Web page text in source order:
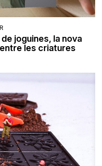
joguines, la nova
les criatures